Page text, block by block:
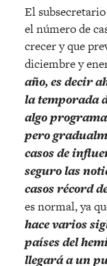
El
el número de
crecer y que
diciembre y
año, es decir
la temporada
algo
pero
casos de
seguro las
casos récord
es normal, ya
hace varios
países del
llegará a un